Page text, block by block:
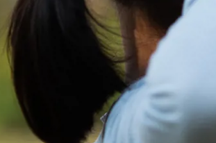
802405-2063,
utgivet av
och EMV-
Tjäna pengar till